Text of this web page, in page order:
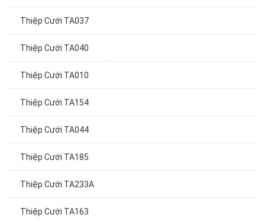
Thiệp Cưới TA037
Thiệp Cưới TA040
Thiệp Cưới TA010
Thiệp Cưới TA154
Thiệp Cưới TA044
Thiệp Cưới TA185
Thiệp Cưới TA233A
Thiệp Cưới TA163